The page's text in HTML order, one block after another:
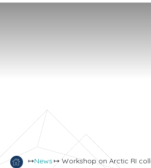
↦News↦ Workshop on Arctic RI